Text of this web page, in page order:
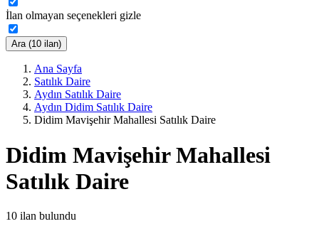
İlan olmayan seçenekleri gizle
Ara (10 ilan)
Ana Sayfa
Satılık Daire
Aydın Satılık Daire
Aydın Didim Satılık Daire
Didim Mavişehir Mahallesi Satılık Daire
Didim Mavişehir Mahallesi
Satılık Daire
10 ilan bulundu